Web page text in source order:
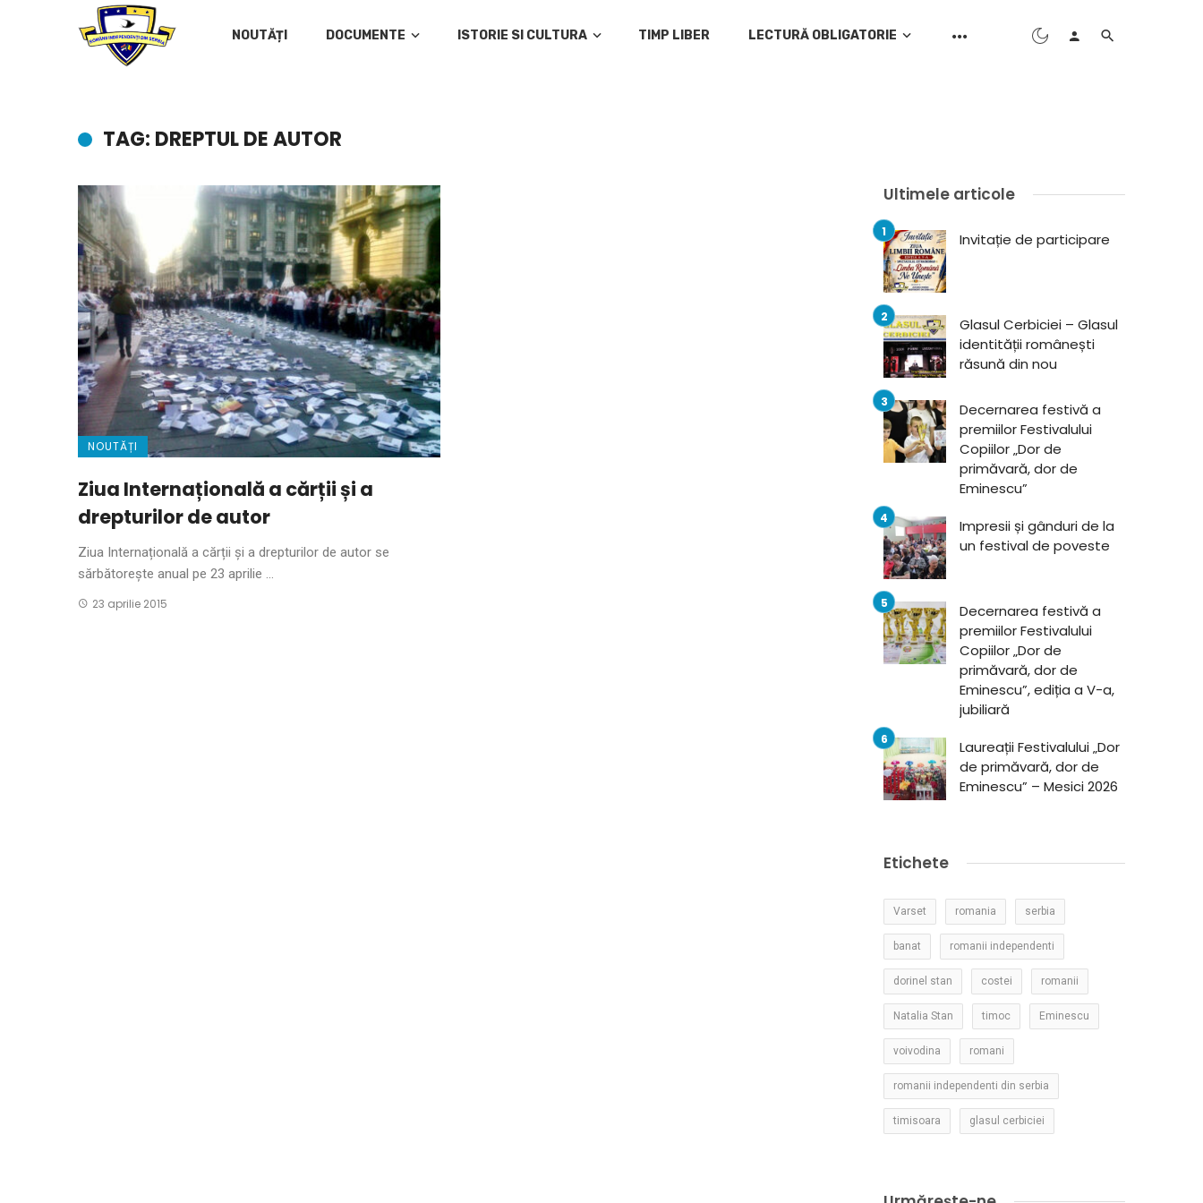
NOUTĂȚI DOCUMENTE ISTORIE SI CULTURA TIMP LIBER LECTURĂ OBLIGATORIE
TAG: DREPTUL DE AUTOR
NOUTĂȚI
Ziua Internațională a cărții și a
drepturilor de autor
Ziua Internațională a cărții și a drepturilor de autor se
sărbătorește anual pe 23 aprilie ...
23 aprilie 2015
Ultimele articole
Invitație de participare
Glasul Cerbiciei – Glasul
identității românești
răsună din nou
Decernarea festivă a
premiilor Festivalului
Copiilor „Dor de
primăvară, dor de
Eminescu”
Impresii și gânduri de la
un festival de poveste
Decernarea festivă a
premiilor Festivalului
Copiilor „Dor de
primăvară, dor de
Eminescu”, ediția a V-a,
jubiliară
Laureații Festivalului „Dor
de primăvară, dor de
Eminescu” – Mesici 2026
Etichete
Varset romania serbia
banat romanii independenti
dorinel stan costei romanii
Natalia Stan timoc Eminescu
voivodina romani
romanii independenti din serbia
timisoara glasul cerbiciei